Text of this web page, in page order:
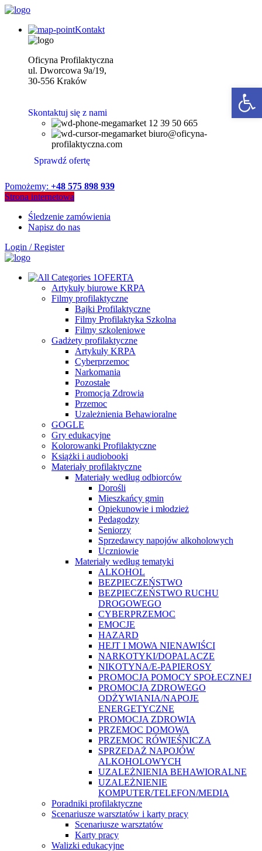
Kontakt
Oficyna Profilaktyczna
ul. Dworcowa 9a/19,
30-556 Kraków
Skontaktuj się z nami
12 39 50 665
biuro@oficyna-
profilaktyczna.com
Sprawdź ofertę
Pomożemy: +48 575 898 939
Strona internetowa
Śledzenie zamówienia
Napisz do nas
Login / Register
OFERTA
Artykuły biurowe KRPA
Filmy profilaktyczne
Bajki Profilaktyczne
Filmy Profilaktyka Szkolna
Filmy szkoleniowe
Gadżety profilaktyczne
Artykuły KRPA
Cyberprzemoc
Narkomania
Pozostałe
Promocja Zdrowia
Przemoc
Uzależnienia Behawioralne
GOGLE
Gry edukacyjne
Kolorowanki Profilaktyczne
Książki i audiobooki
Materiały profilaktyczne
Materiały według odbiorców
Dorośli
Mieszkańcy gmin
Opiekunowie i młodzież
Pedagodzy
Seniorzy
Sprzedawcy napojów alkoholowych
Uczniowie
Materiały według tematyki
ALKOHOL
BEZPIECZEŃSTWO
BEZPIECZEŃSTWO RUCHU
DROGOWEGO
CYBERPRZEMOC
EMOCJE
HAZARD
HEJT I MOWA NIENAWIŚCI
NARKOTYKI/DOPALACZE
NIKOTYNA/E-PAPIEROSY
PROMOCJA POMOCY SPOŁECZNEJ
PROMOCJA ZDROWEGO
ODŻYWIANIA/NAPOJE
ENERGETYCZNE
PROMOCJA ZDROWIA
PRZEMOC DOMOWA
PRZEMOC RÓWIEŚNICZA
SPRZEDAŻ NAPOJÓW
ALKOHOLOWYCH
UZALEŻNIENIA BEHAWIORALNE
UZALEŻNIENIE
KOMPUTER/TELEFON/MEDIA
Poradniki profilaktyczne
Scenariusze warsztatów i karty pracy
Scenariusze warsztatów
Karty pracy
Walizki edukacyjne